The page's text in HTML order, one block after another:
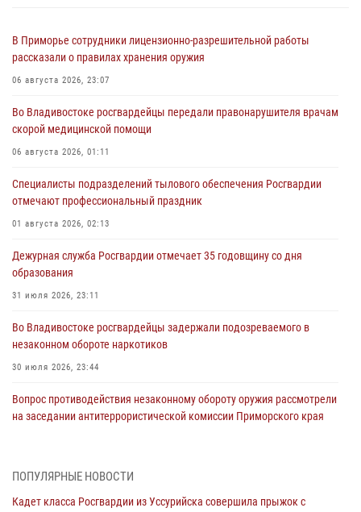
В Приморье сотрудники лицензионно-разрешительной работы
рассказали о правилах хранения оружия
06 августа 2026, 23:07
Во Владивостоке росгвардейцы передали правонарушителя врачам
скорой медицинской помощи
06 августа 2026, 01:11
Специалисты подразделений тылового обеспечения Росгвардии
отмечают профессиональный праздник
01 августа 2026, 02:13
Дежурная служба Росгвардии отмечает 35 годовщину со дня
образования
31 июля 2026, 23:11
Во Владивостоке росгвардейцы задержали подозреваемого в
незаконном обороте наркотиков
30 июля 2026, 23:44
Вопрос противодействия незаконному обороту оружия рассмотрели
на заседании антитеррористической комиссии Приморского края
Во Владивостоке во дворе жилого дома сотрудники
ПОПУЛЯРНЫЕ НОВОСТИ
Кадет класса Росгвардии из Уссурийска совершила прыжок с